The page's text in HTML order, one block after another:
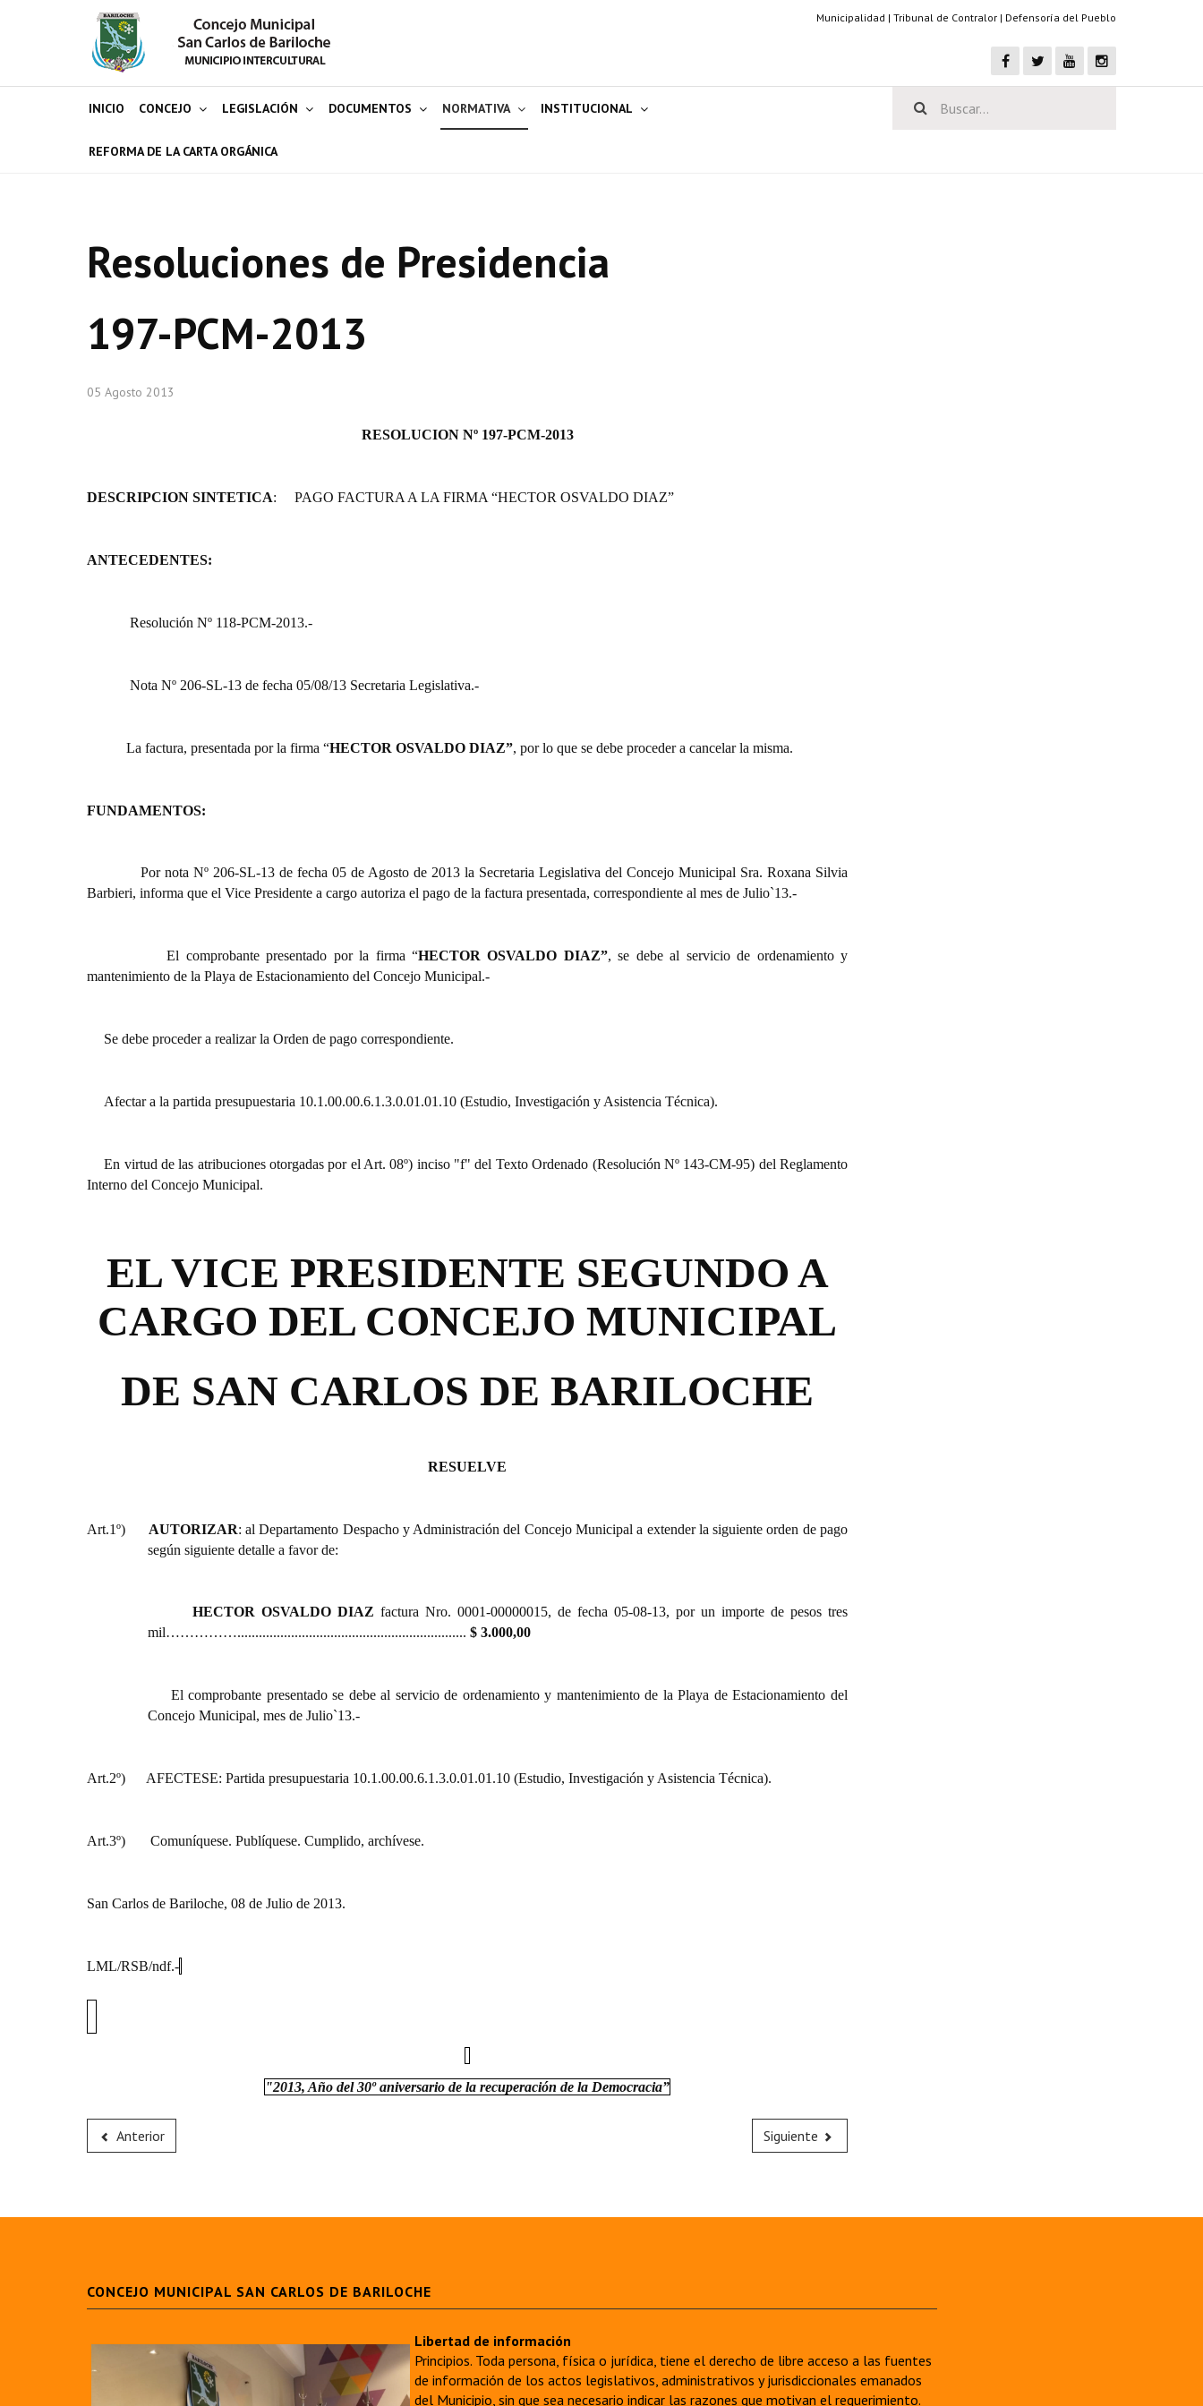
Municipalidad | Tribunal de Contralor | Defensoría del Pueblo
INICIO CONCEJO LEGISLACIÓN DOCUMENTOS NORMATIVA INSTITUCIONAL
REFORMA DE LA CARTA ORGÁNICA
Resoluciones de Presidencia
197-PCM-2013
05 Agosto 2013
RESOLUCION Nº 197-PCM-2013
DESCRIPCION SINTETICA: PAGO FACTURA A LA FIRMA “HECTOR OSVALDO DIAZ”
ANTECEDENTES:
Resolución Nº 118-PCM-2013.-
Nota Nº 206-SL-13 de fecha 05/08/13 Secretaria Legislativa.-
La factura, presentada por la firma “HECTOR OSVALDO DIAZ”, por lo que se debe proceder a cancelar la misma.
FUNDAMENTOS:
Por nota Nº 206-SL-13 de fecha 05 de Agosto de 2013 la Secretaria Legislativa del Concejo Municipal Sra. Roxana Silvia
Barbieri, informa que el Vice Presidente a cargo autoriza el pago de la factura presentada, correspondiente al mes de Julio`13.-
El comprobante presentado por la firma “HECTOR OSVALDO DIAZ”, se debe al servicio de ordenamiento y
mantenimiento de la Playa de Estacionamiento del Concejo Municipal.-
Se debe proceder a realizar la Orden de pago correspondiente.
Afectar a la partida presupuestaria 10.1.00.00.6.1.3.0.01.01.10 (Estudio, Investigación y Asistencia Técnica).
En virtud de las atribuciones otorgadas por el Art. 08º) inciso "f" del Texto Ordenado (Resolución Nº 143-CM-95) del Reglamento
Interno del Concejo Municipal.
EL VICE PRESIDENTE SEGUNDO A
CARGO DEL CONCEJO MUNICIPAL
DE SAN CARLOS DE BARILOCHE
RESUELVE
Art.1º) AUTORIZAR: al Departamento Despacho y Administración del Concejo Municipal a extender la siguiente orden de pago
según siguiente detalle a favor de:
HECTOR OSVALDO DIAZ factura Nro. 0001-00000015, de fecha 05-08-13, por un importe de pesos tres
mil……………................................................................$ 3.000,00
El comprobante presentado se debe al servicio de ordenamiento y mantenimiento de la Playa de Estacionamiento del
Concejo Municipal, mes de Julio`13.-
Art.2º) AFECTESE: Partida presupuestaria 10.1.00.00.6.1.3.0.01.01.10 (Estudio, Investigación y Asistencia Técnica).
Art.3º) Comuníquese. Publíquese. Cumplido, archívese.
San Carlos de Bariloche, 08 de Julio de 2013.
LML/RSB/ndf.-
"2013, Año del 30º aniversario de la recuperación de la Democracia”
Anterior Siguiente
CONCEJO MUNICIPAL SAN CARLOS DE BARILOCHE
Libertad de información
Principios. Toda persona, física o jurídica, tiene el derecho de libre acceso a las fuentes
de información de los actos legislativos, administrativos y jurisdiccionales emanados
del Municipio, sin que sea necesario indicar las razones que motivan el requerimiento.